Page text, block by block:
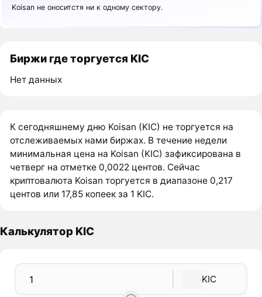
Koisan не оноситстя ни к одному сектору.
Биржи где торгуется KIC
Нет данных
К сегодняшнему дню Koisan (KIC) не торгуется на
отслеживаемых нами биржах. В течение недели
минимальная цена на Koisan (KIC) зафиксирована в
четверг на отметке 0,0022 центов. Сейчас
криптовалюта Koisan торгуется в диапазоне 0,217
центов или 17,85 копеек за 1 KIC.
Калькулятор KIC
KIC